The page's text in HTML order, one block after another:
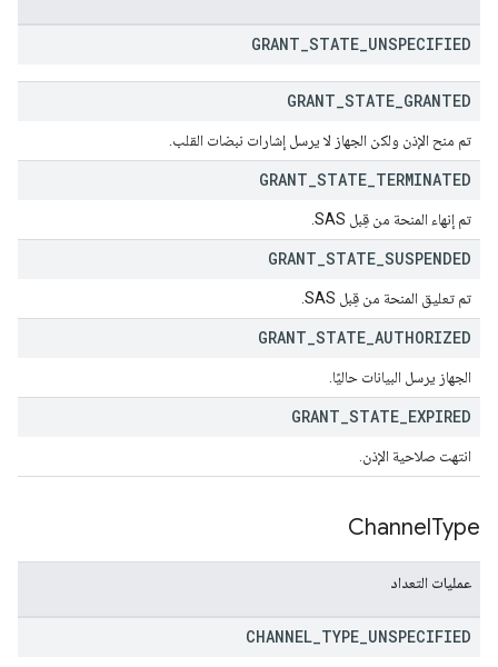
GRANT STATE UNSPECIFIED
GRANT STATE GRANTED
تم منح الإذن ولكن الجهاز لا يرسل إشارات نبضات القلب.
GRANT STATE TERMINATED
تم إنهاء المنحة من قِبل SAS.
GRANT STATE SUSPENDED
تم تعليق المنحة من قِبل SAS.
GRANT STATE AUTHORIZED
الجهاز يرسل البيانات حاليًا.
GRANT STATE EXPIRED
انتهت صلاحية الإذن.
ChannelType
عمليات التعداد
CHANNEL TYPE UNSPECIFIED